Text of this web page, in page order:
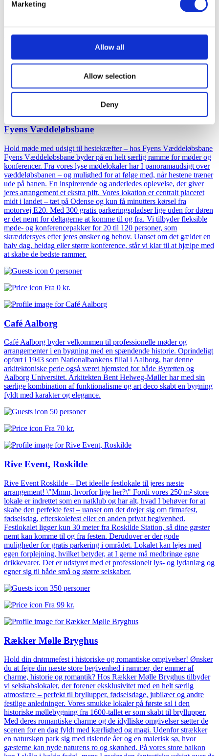
Marketing
Allow all
Allow selection
Deny
ærefrygtindgydende historiske park. Dette unikke miljø danner den
perfekte ramme omkring din kommende konference eller dagsmøde.
Lokalerne er ikke blot lyse og imødekommende, men også let
tilgængelige med elevatorer, der nemt fører til værelsesetagerne.
300 personer
Fra310 kr.
Fyens Væddeløbsbane
Hold møde med udsigt til hestekræfter – hos Fyens Væddeløbsbane
Fyens Væddeløbsbane byder på en helt særlig ramme for møder og
konferencer. Fra vores lyse mødelokaler har I panoramaudsigt over
væddeløbsbanen – og mulighed for at følge med, når hestene træner
ude på banen. En inspirerende og anderledes oplevelse, der giver
jeres arrangement et ekstra pift. Vores lokation er centralt placeret
midt i landet – tæt på Odense og kun få minutters kørsel fra
motorvej E20. Med 300 gratis parkeringspladser lige uden for døren
er det nemt for deltagerne at komme til og fra. Vi tilbyder fleksible
møde- og konferencepakker for 20 til 120 personer, som
skræddersyes efter jeres ønsker og behov. Uanset om det gælder en
halv dag, heldag eller større konference, står vi klar til at hjælpe med
at skabe de bedste rammer.
0 personer
Fra 0 kr.
Café Aalborg
Café Aalborg byder velkommen til professionelle møder og
arrangementer i en bygning med en spændende historie. Oprindeligt
opført i 1943 som Nationalbankens filial i Aalborg, har denne
arkitektoniske perle også været hjemsted for både Byretten og
Aalborg Universitet. Arkitekten Bent Helweg-Møller har med sin
særlige kombination af funktionalisme og art deco skabt en bygning
fyldt med karakter og elegance.
50 personer
Fra 70 kr.
Rive Event, Roskilde
Rive Event Roskilde – Det ideelle festlokale til jeres næste
arrangement! \"Mmm, hvorfor lige her?\" Fordi vores 250 m² store
lokale er indrettet som en natklub og har alt, hvad I behøver for at
skabe den perfekte fest – uanset om det drejer sig om firmafest,
fødselsdag, efterskolefest eller en anden privat begivenhed.
Festlokalet ligger kun 30 meter fra Roskilde Station, så dine gæster
nemt kan komme til og fra festen. Derudover er der gode
muligheder for gratis parkering i området. Lokalet kan lejes med
egen forplejning, hvilket betyder, at I gerne må medbringe egne
drikkevarer. Det er udstyret med et professionelt lys- og lydanlæg og
egner sig til både små og større selskaber.
350 personer
Fra 99 kr.
Rækker Mølle Bryghus
Hold din drømmefest i historiske og romantiske omgivelser! Ønsker
du at fejre din næste store begivenhed i rammer, der emmer af
charme, historie og romantik? Hos Rækker Mølle Bryghus tilbyder
vi selskabslokaler, der forener eksklusivitet med en helt særlig
atmosfære – perfekt til bryllupper, fødselsdage, jubilæer og andre
festlige anledninger. Vores smukke lokaler på første sal i den
historiske møllebygning fra 1600-tallet er som skabt til bryllupper.
Med deres romantiske charme og de idylliske omgivelser sætter de
scenen for en dag fyldt med kærlighed og magi. Udenfor strækker
en naturskøn park sig med rislende åer og en malerisk sø, hvor
gæsterne kan nyde naturens ro og skønhed. På vores store balkon